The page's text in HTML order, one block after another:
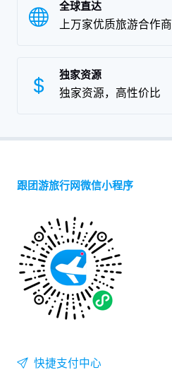
全球直达
上万家优质旅游合作商
独家资源
独家资源，高性价比
跟团游旅行网微信小程序
快捷支付中心